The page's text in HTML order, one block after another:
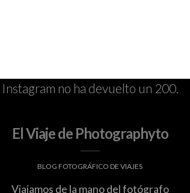
Instagram no ha devuelto un 200.
El Viaje de Photographyto
BLOG FOTOGRÁFICO DE VIAJES
Viajamos de la mano del fotógrafo